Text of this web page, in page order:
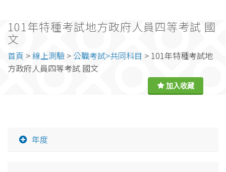
101年特種考試地方政府人員四等考試 國
文
首頁 >線上測驗 > 公職考試>共同科目 > 101年特種考試地
方政府人員四等考試 國文
年度